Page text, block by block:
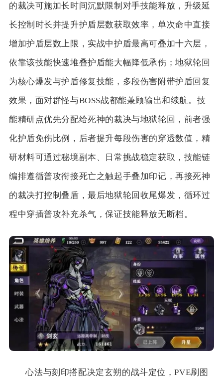
的裁决可施加长时间沉默限制对手技能释放，升级延
长控制时长并提升护盾层数获取效率，单次命中直接
增加护盾层数上限，实战中护盾最高可叠加十六层，
依靠该技能快速堆叠护盾能大幅降低承伤；地狱轮回
为核心爆发与护盾修复技能，多段伤害附带护盾回复
效果，面对群怪与BOSS战都能兼顾输出和续航。技
能精研点优先分配给死神的裁决与地狱轮回，前者强
化护盾免伤比例，后者提升每段伤害的穿透数值，精
研材料可通过秘境副本、日常挑战稳定获取，技能链
编排遵循普攻衔接死亡之触起手叠加印记，再接死神
的裁决打控制叠盾，最后地狱轮回收尾爆发，循环过
程中穿插普攻补充杀气，保证技能释放无断档。
心法与刻印搭配决定玄朔的战斗定位，PVE刷图